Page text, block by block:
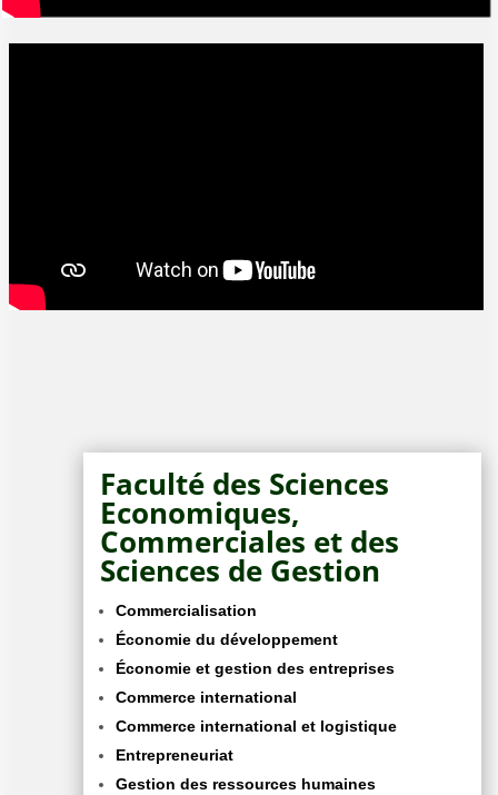
Faculté des Sciences
Economiques,
Commerciales et des
Sciences de Gestion
Commercialisation
Économie du développement
Économie et gestion des entreprises
Commerce international
Commerce international et logistique
Entrepreneuriat
Gestion des ressources humaines